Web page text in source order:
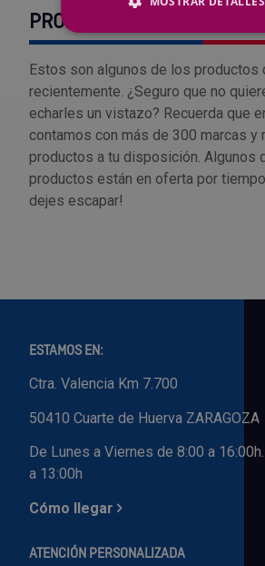
PRODUCTOS VISTOS
Estos son algunos de los productos
recientemente. ¿Seguro que no
echarles un vistazo? Recuerda que
contamos con más de 300 marcas y
productos a tu disposición. Algunos
productos están en oferta por
dejes escapar!
ESTAMOS EN:
Ctra. Valencia Km 7.700
50410 Cuarte de Huerva ZARAGOZA
De Lunes a Viernes de 8:00 a
a 13:00h
Cómo llegar
ATENCIÓN PERSONALIZADA